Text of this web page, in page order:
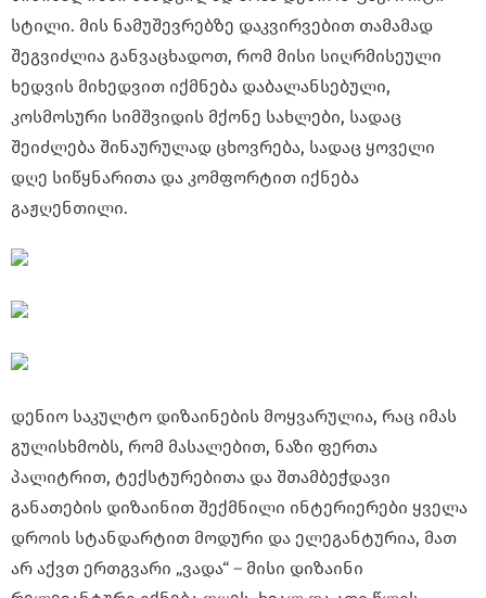
სტილი. მის ნამუშევრებზე დაკვირვებით თამამად
შეგვიძლია განვაცხადოთ, რომ მისი სიღრმისეული
ხედვის მიხედვით იქმნება დაბალანსებული,
კოსმოსური სიმშვიდის მქონე სახლები, სადაც
შეიძლება შინაურულად ცხოვრება, სადაც ყოველი
დღე სიწყნარითა და კომფორტით იქნება
გაჟღენთილი.
დენიო საკულტო დიზაინების მოყვარულია, რაც იმას
გულისხმობს, რომ მასალებით, ნაზი ფერთა
პალიტრით, ტექსტურებითა და შთამბეჭდავი
განათების დიზაინით შექმნილი ინტერიერები ყველა
დროის სტანდარტით მოდური და ელეგანტურია, მათ
არ აქვთ ერთგვარი „ვადა“ – მისი დიზაინი